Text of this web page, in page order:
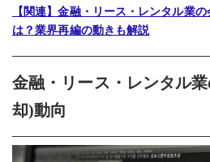
【関連】金融・リース・レンタル業
は？業界再編の動きも解説
金融・リース・レンタル
却)動向